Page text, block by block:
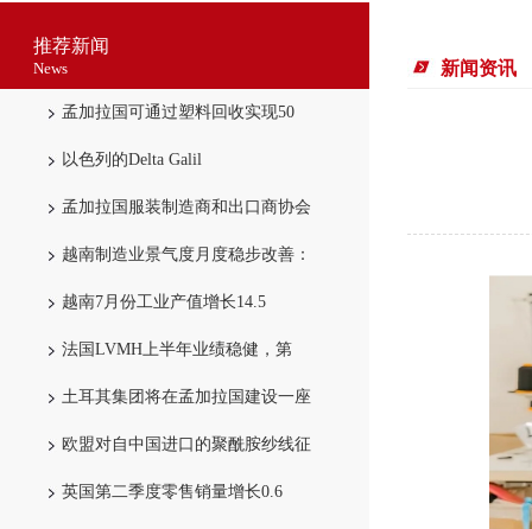
推荐新闻
News
孟加拉国可通过塑料回收实现50
以色列的Delta Galil
孟加拉国服装制造商和出口商协会
越南制造业景气度月度稳步改善：
越南7月份工业产值增长14.5
法国LVMH上半年业绩稳健，第
土耳其集团将在孟加拉国建设一座
欧盟对自中国进口的聚酰胺纱线征
英国第二季度零售销量增长0.6
新闻资讯